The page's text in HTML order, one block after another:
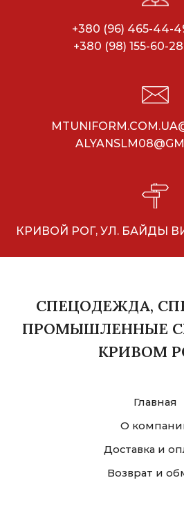
+380 (96) 465-
+380 (98) 155-60-
КРИВОЙ РОГ, УЛ. БАЙДЫ
СПЕЦОДЕЖДА,
ПРОМЫШЛЕННЫЕ
КРИВОМ
Главная
О
Доставка и
Возврат и